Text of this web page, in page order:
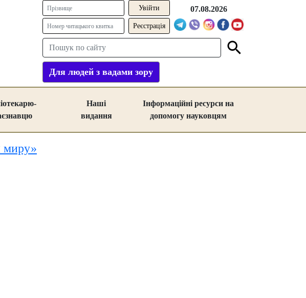
Реєстрація
07.08.2026
Для людей з вадами зору
Наші
видання
Інформаційні ресурси на
допомогу науковцям
миру»